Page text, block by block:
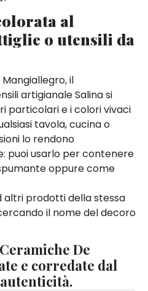
al
o utensili da
il
artigianale Salina si
particolari e i colori vivaci
tavola, cucina o
lo rendono
puoi usarlo per contenere
oppure come
altri prodotti della stessa
il nome del decoro
De
e corredate dal